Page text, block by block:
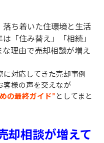
ち着いた住環境と生活
「住み替え」「相続」
な理由で売却相談が増え
に対応してきた売却事例
客様の声を交えなが
の最終ガイド ” としてまと
却相談が増えて